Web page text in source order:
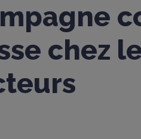
chez